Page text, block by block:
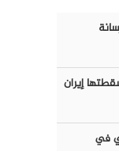
إيران
في